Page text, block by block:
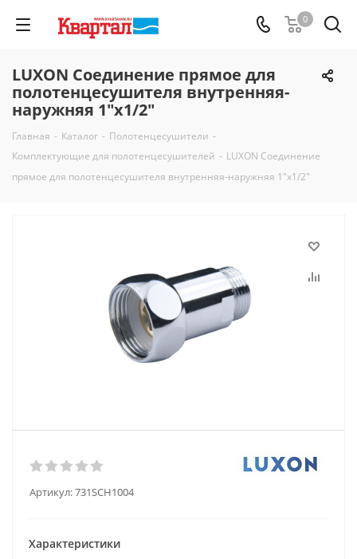
0
LUXON Соединение прямое для
полотенцесушителя внутренняя-
наружняя 1"х1/2"
Главная - Каталог - Полотенцесушители -
Комплектующие для полотенцесушителей - LUXON Соединение
прямое для полотенцесушителя внутренняя-наружняя 1"х1/2"
Артикул:731SCH1004
Характеристики